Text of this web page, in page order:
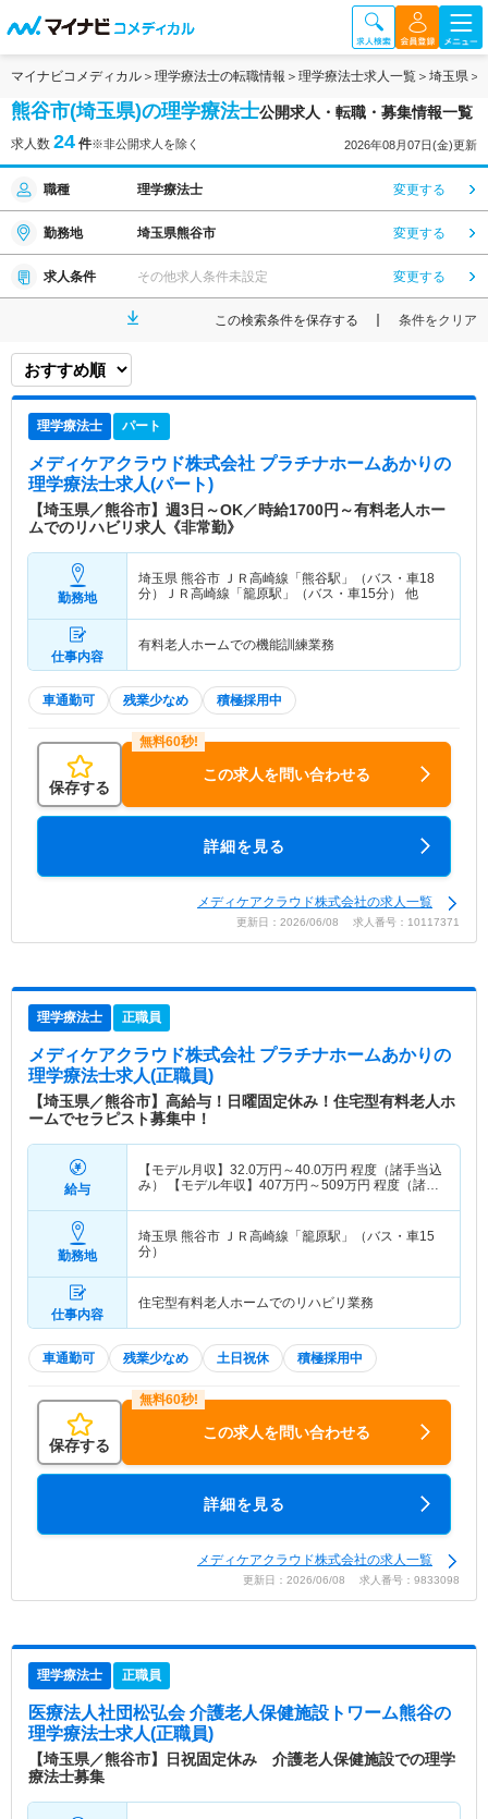
マイナビコメディカル 理学療法士の転職情報 理学療法士求人一覧 埼玉県
熊谷市(埼玉県)の理学療法士公開求人・転職・募集情報一覧
求人数 24 件※非公開求人を除く 2026年08月07日(金)更新
職種 理学療法士 変更する
勤務地 埼玉県熊谷市 変更する
求人条件 その他求人条件未設定 変更する
この検索条件を保存する 条件をクリア
理学療法士 パート
メディケアクラウド株式会社 プラチナホームあかりの
理学療法士求人(パート)
【埼玉県／熊谷市】週3日～OK／時給1700円～有料老人ホー
ムでのリハビリ求人《非常勤》
勤務地
埼玉県 熊谷市 ＪＲ高崎線「熊谷駅」（バス・車18
分）ＪＲ高崎線「籠原駅」（バス・車15分） 他
仕事内容
有料老人ホームでの機能訓練業務
車通勤可 残業少なめ 積極採用中
保存する
この求人を問い合わせる
詳細を見る
メディケアクラウド株式会社の求人一覧
更新日：2026/06/08 求人番号：10117371
理学療法士 正職員
メディケアクラウド株式会社 プラチナホームあかりの
理学療法士求人(正職員)
【埼玉県／熊谷市】高給与！日曜固定休み！住宅型有料老人ホ
ームでセラピスト募集中！
給与
【モデル月収】 32.0万円～40.0万円 程度（諸手当込
み） 【モデル年収】 407万円～509万円 程度（諸手
勤務地
埼玉県 熊谷市 ＪＲ高崎線「籠原駅」（バス・車15
分）
仕事内容
住宅型有料老人ホームでのリハビリ業務
車通勤可 残業少なめ 土日祝休 積極採用中
保存する
この求人を問い合わせる
詳細を見る
メディケアクラウド株式会社の求人一覧
更新日：2026/06/08 求人番号：9833098
理学療法士 正職員
医療法人社団松弘会 介護老人保健施設トワーム熊谷の
理学療法士求人(正職員)
【埼玉県／熊谷市】日祝固定休み 介護老人保健施設での理学
療法士募集